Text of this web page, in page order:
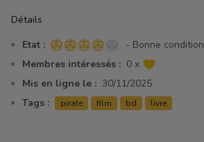
Détails
Etat : 4 sur 5 étoiles
- Bonne condition
Membres intéressés : 0 x
Mis en ligne le : 30/11/2025
Tags :
pirate film bd livre